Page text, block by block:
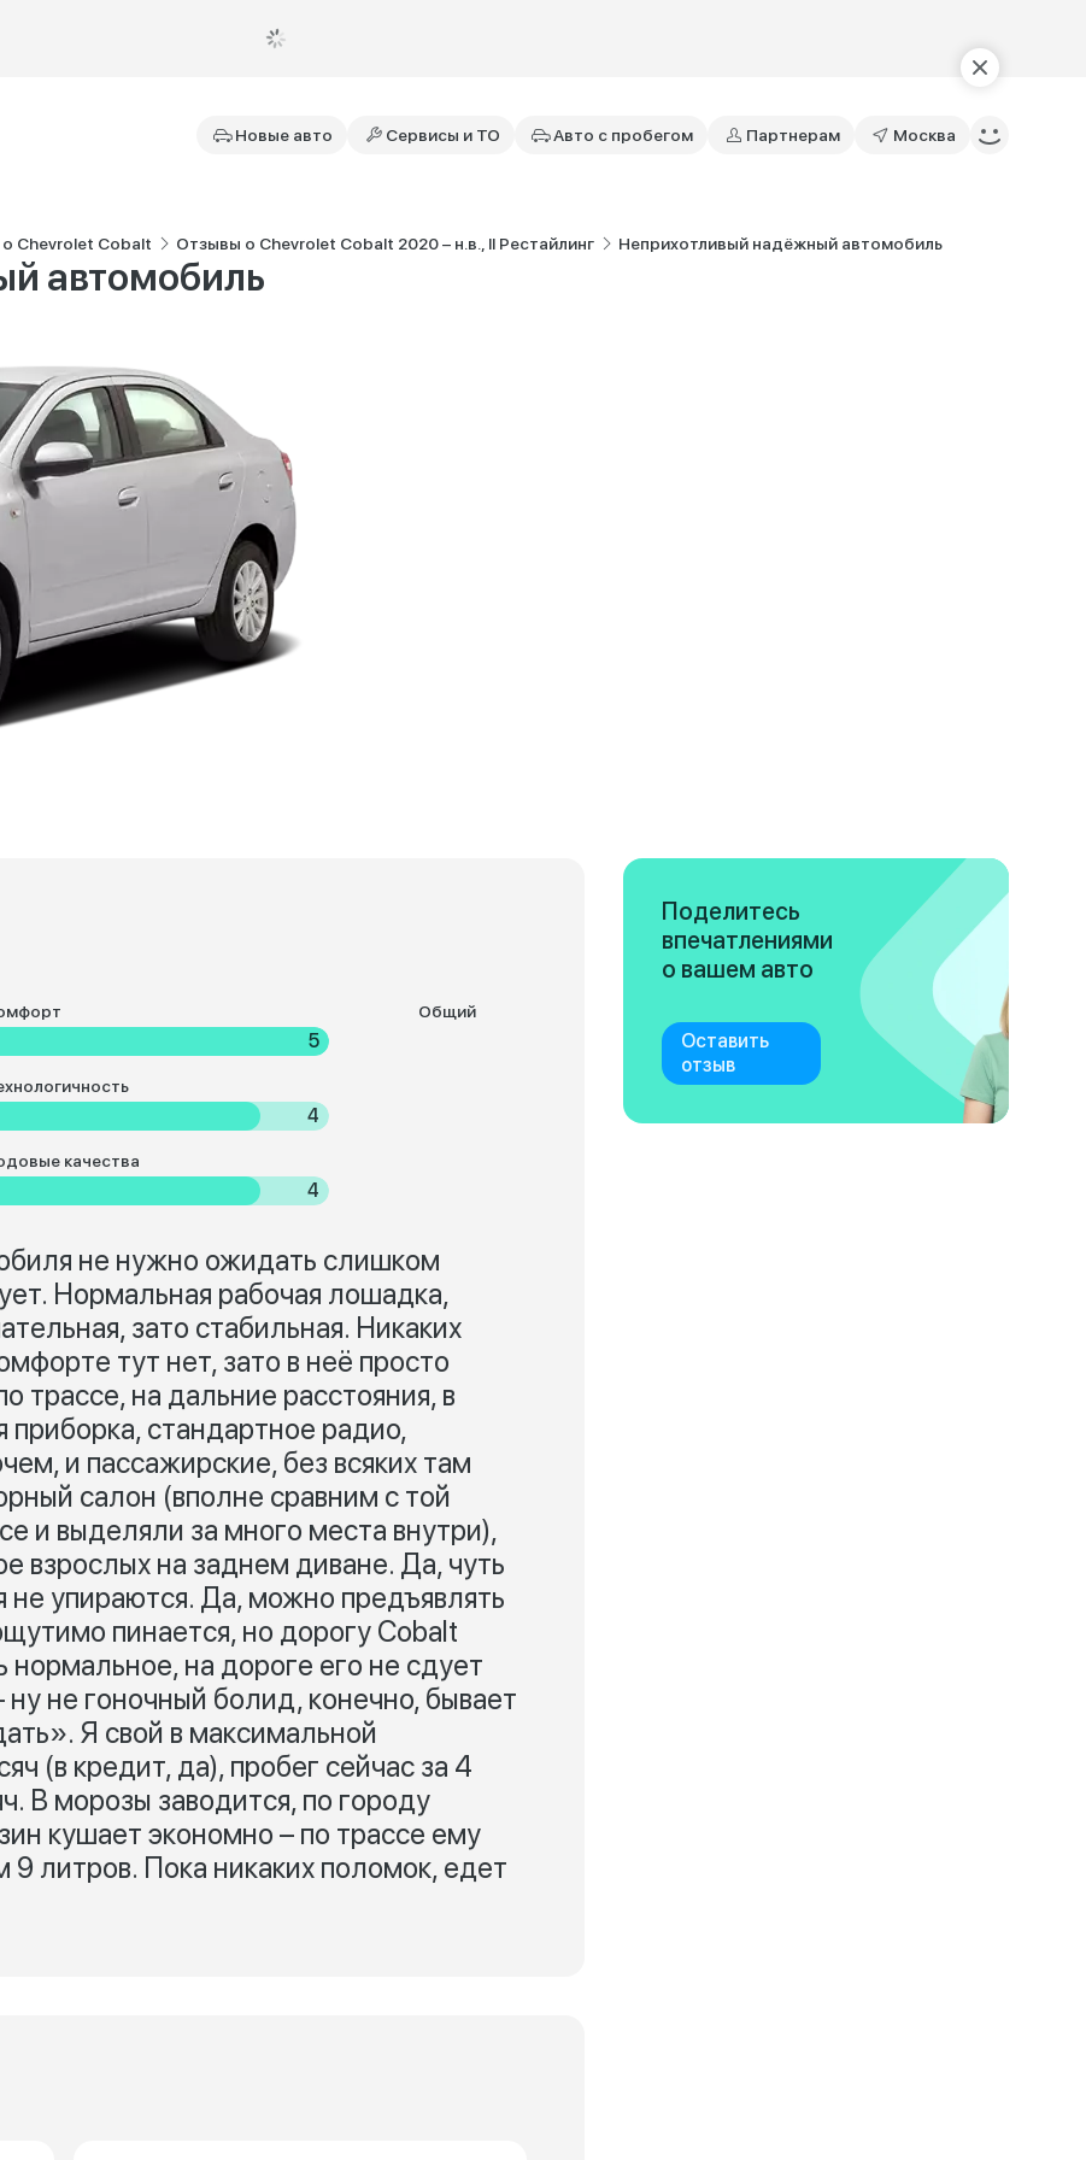
Новые авто Сервисы и ТО Авто с пробегом Партнерам Москва
Chevrolet Cobalt Отзывы о Chevrolet Cobalt 2020 – н.в., II Рестайлинг Неприхотливый надёжный автомобиль
автомобиль
5
4
качества
4
Общий
не нужно ожидать слишком
Нормальная рабочая лошадка,
зато стабильная. Никаких
тут нет, зато в неё просто
трассе, на дальние расстояния, в
приборка, стандартное радио,
и пассажирские, без всяких там
салон (вполне сравним с той
и выделяли за много места внутри),
взрослых на заднем диване. Да, чуть
не упираются. Да, можно предъявлять
пинается, но дорогу Cobalt
нормальное, на дороге его не сдует
не гоночный болид, конечно, бывает
Я свой в максимальной
(в кредит, да), пробег сейчас за 4
В морозы заводится, по городу
кушает экономно – по трассе ему
9 литров. Пока никаких поломок, едет
Поделитесь
впечатлениями
о вашем авто
Оставить
отзыв